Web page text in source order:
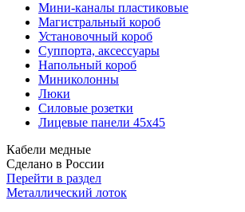
Мини-каналы пластиковые
Магистральный короб
Установочный короб
Суппорта, аксессуары
Напольный короб
Миниколонны
Люки
Силовые розетки
Лицевые панели 45х45
Кабели медные
Сделано в России
Перейти в раздел
Металлический лоток